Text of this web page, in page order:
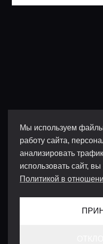
Мы используем
работу сайта,
анализировать
использовать сайт,
Политикой в